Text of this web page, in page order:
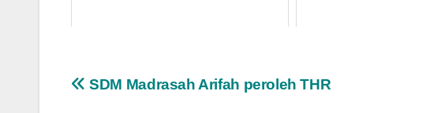
Navigasi
SDM Madrasah Arifah peroleh THR